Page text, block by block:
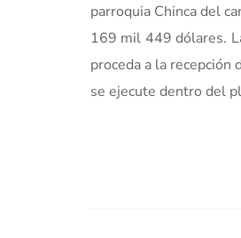
parroquia Chinca del
169 mil 449 dólares.
proceda a la recepción
se ejecute dentro del